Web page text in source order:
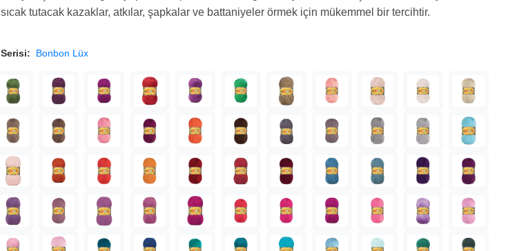
sıcak tutacak kazaklar, atkılar, şapkalar ve battaniyeler örmek için mükemmel bir tercihtir.
Serisi: Bonbon Lüx